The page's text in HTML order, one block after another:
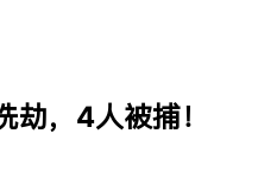
劫，4人被捕！